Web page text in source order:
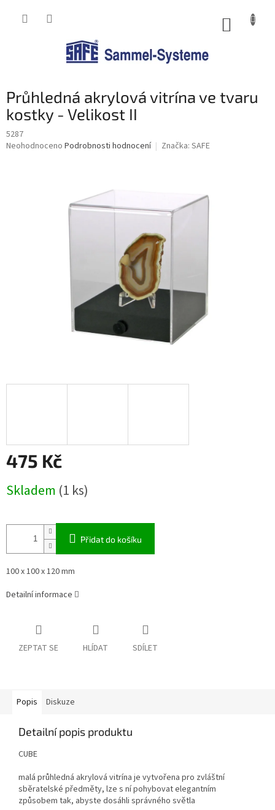
Průhledná akrylová vitrína ve tvaru
kostky - Velikost II
5287
Průměrné
Neohodnoceno Podrobnosti hodnocení Značka: SAFE
475 Kč
cena:
Skladem (1 ks)
Přidat do košíku
100 x 100 x 120 mm
Detailní informace
ZEPTAT SE HLÍDAT SDÍLET
Popis Diskuze
Detailní popis produktu
CUBE
malá průhledná akrylová vitrína je vytvořena pro zvláštní
sběratelské předměty, lze s ní pohybovat elegantním
způsobem tak, abyste dosáhli správného světla